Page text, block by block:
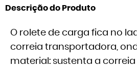
Descrição do Produto
O rolete de carga fica no
correia transportadora,
material: sustenta a